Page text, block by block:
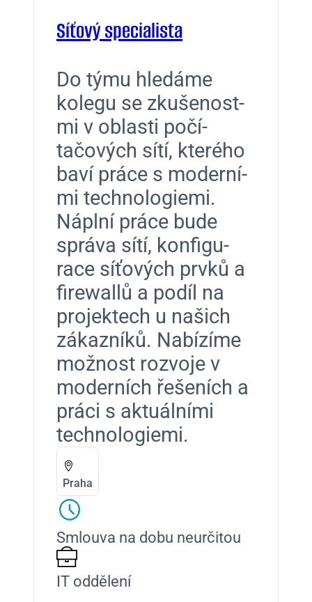
Síťový specialista
Do týmu hledáme
kolegu se zkušenos­t­
mi v oblasti počí­
tačových sítí, kterého
baví práce s mod­erní­
mi tech­nolo­gie­mi.
Náplní práce bude
sprá­va sítí, kon­fig­u­
race síťových prvků a
fire­wal­lů a podíl na
pro­jek­tech u našich
zákazníků. Nabízíme
možnost rozvo­je v
mod­erních řešeních a
prá­ci s aktuál­ní­mi
tech­nolo­gie­mi.
Praha
Smlouva na dobu neurčitou
IT oddělení